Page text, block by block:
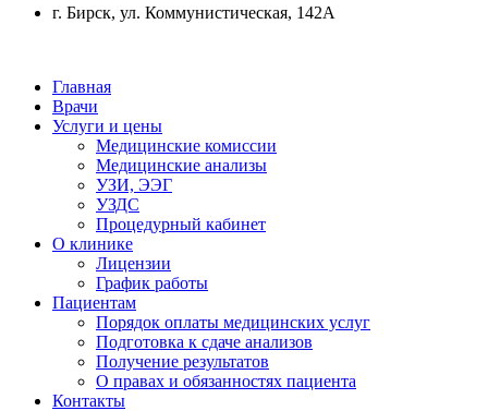
г. Бирск, ул. Коммунистическая, 142А
Главная
Врачи
Услуги и цены
Медицинские комиссии
Медицинские анализы
УЗИ, ЭЭГ
УЗДС
Процедурный кабинет
О клинике
Лицензии
График работы
Пациентам
Порядок оплаты медицинских услуг
Подготовка к сдаче анализов
Получение результатов
О правах и обязанностях пациента
Контакты